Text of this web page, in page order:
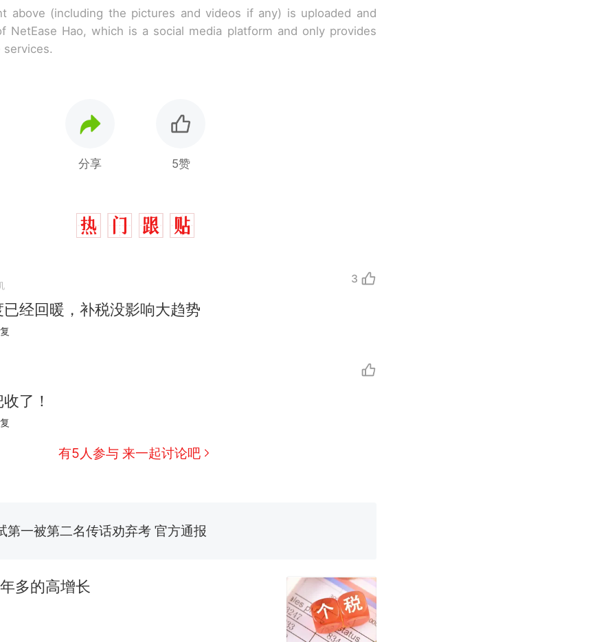
above (including the pictures and videos if any) is uploaded and
NetEase Hao, which is a social media platform and only provides
分享 5赞
3
经回暖，补税没影响大趋势
了！
有5人参与 来一起讨论吧
“不想干了特提出辞职”，疑似南京大学数院院长辞职信流传，院
费大厨“全国小炒肉大王”称号，仅凭视频评出？中国烹饪协会回
上山采菌偶然发现鸡枞菌窝，原地守1天等它长大：挖了140多
渔民钓获鲨鱼徒手将其拽回大海 目击者直呼震惊 （视频来源：
第一被第二名传话劝弃考 官方通报
应：喻良教授已卸任院长一职，不清楚辞职信来源；曾用手绘
头像
多的高增长